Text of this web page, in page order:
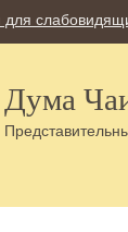
для
Дума